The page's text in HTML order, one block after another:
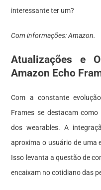
interessante ter um?
Com informações: Amazon.
Atualizações e
Amazon Echo
Com a constante
Frames se destacam
dos wearables. A
aproxima o usuário de uma
Isso levanta a questão de
encaixam no cotidiano das